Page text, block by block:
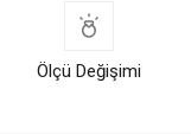
Ölçü Değişimi